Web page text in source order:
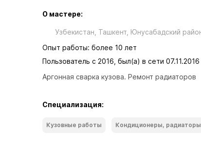
О мастере:
Узбекистан, Ташкент, Юнусабадский
Опыт работы: более 10 лет
Пользователь с 2016, был(а) в сети 07.11.2016
Аргонная сварка кузова. Ремонт радиаторов
Специализация:
Кузовные работы Кондиционеры, радиаторы